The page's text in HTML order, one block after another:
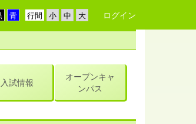
行間 ログイン
入試情報
オープンキャ
ンパス